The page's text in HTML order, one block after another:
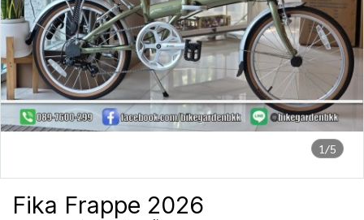
1/5
Fika Frappe 2026